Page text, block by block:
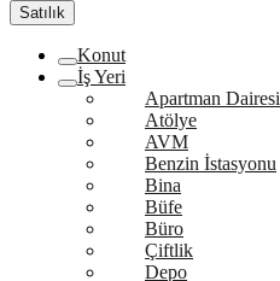
Satılık
Konut
İş Yeri
Apartman Dairesi
Atölye
AVM
Benzin İstasyonu
Bina
Büfe
Büro
Çiftlik
Depo